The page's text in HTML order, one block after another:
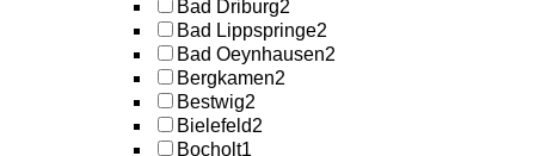
Bad Driburg2
Bad Lippspringe2
Bad Oeynhausen2
Bergkamen2
Bestwig2
Bielefeld2
Bocholt1